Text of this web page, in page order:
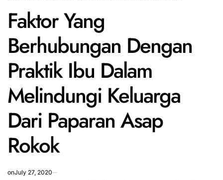
Faktor Yang
Berhubungan Dengan
Praktik Ibu Dalam
Melindungi Keluarga
Dari Paparan Asap
Rokok
onJuly 27, 2020